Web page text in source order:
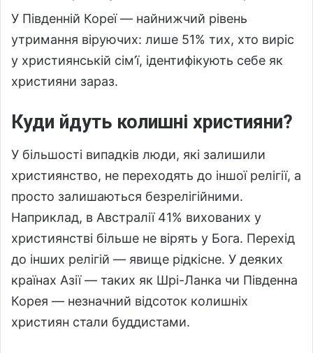
У Південній Кореї — найнижчий рівень
утримання віруючих: лише 51% тих, хто виріс
у християнській сім’ї, ідентифікують себе як
християни зараз.
Куди йдуть колишні християни?
У більшості випадків люди, які залишили
християнство, не переходять до іншої релігії, а
просто залишаються безрелігійними.
Наприклад, в Австралії 41% вихованих у
християнстві більше не вірять у Бога. Перехід
до інших релігій — явище рідкісне. У деяких
країнах Азії — таких як Шрі-Ланка чи Південна
Корея — незначний відсоток колишніх
християн стали буддистами.